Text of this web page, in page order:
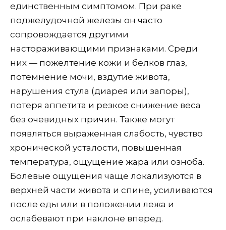
единственным симптомом. При раке
поджелудочной железы он часто
сопровождается другими
настораживающими признаками. Среди
них — пожелтение кожи и белков глаз,
потемнение мочи, вздутие живота,
нарушения стула (диарея или запоры),
потеря аппетита и резкое снижение веса
без очевидных причин. Также могут
появляться выраженная слабость, чувство
хронической усталости, повышенная
температура, ощущение жара или озноба.
Болевые ощущения чаще локализуются в
верхней части живота и спине, усиливаются
после еды или в положении лежа и
ослабевают при наклоне вперед.